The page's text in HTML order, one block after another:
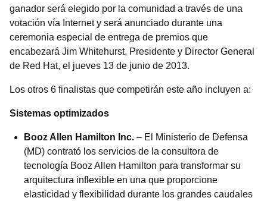
ganador será elegido por la comunidad a través de una
votación vía Internet y será anunciado durante una
ceremonia especial de entrega de premios que
encabezará Jim Whitehurst, Presidente y Director General
de Red Hat, el jueves 13 de junio de 2013.
Los otros 6 finalistas que competirán este año incluyen a:
Sistemas optimizados
Booz Allen Hamilton Inc. – El Ministerio de Defensa
(MD) contrató los servicios de la consultora de
tecnología Booz Allen Hamilton para transformar su
arquitectura inflexible en una que proporcione
elasticidad y flexibilidad durante los grandes caudales